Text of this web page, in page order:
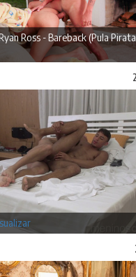
Ross - Bareback (Pula